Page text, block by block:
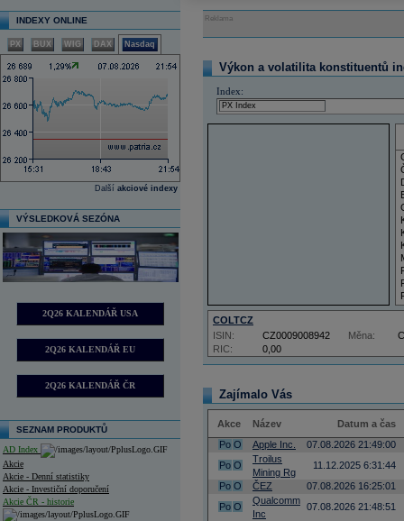
INDEXY ONLINE
PX BUX WIG DAX Nasdaq
Další akciové indexy
VÝSLEDKOVÁ SEZÓNA
2Q26 KALENDÁŘ USA
2Q26 KALENDÁŘ EU
2Q26 KALENDÁŘ ČR
SEZNAM PRODUKTŮ
AD Index
Akcie
Akcie - Denní statistiky
Akcie - Investiční doporučení
Akcie ČR - historie
Reklama
Výkon a volatilita konstituentů
Index:
COLTCZ
RIC: 0,00
ISIN: CZ0009008942 Měna:
Zajímalo Vás
Akce Název
Datum a čas
Po O Apple Inc.
07.08.2026 21:49:00
Po O
Troilus
Mining Rg
11.12.2025 6:31:44
Po O ČEZ
07.08.2026 16:25:01
Po O
Qualcomm
Inc
07.08.2026 21:48:51